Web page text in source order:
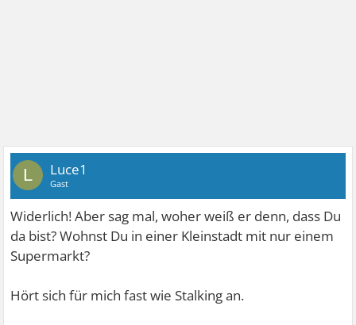
L Luce1
Gast
Widerlich! Aber sag mal, woher weiß er denn, dass Du
da bist? Wohnst Du in einer Kleinstadt mit nur einem
Supermarkt?
Hört sich für mich fast wie Stalking an.